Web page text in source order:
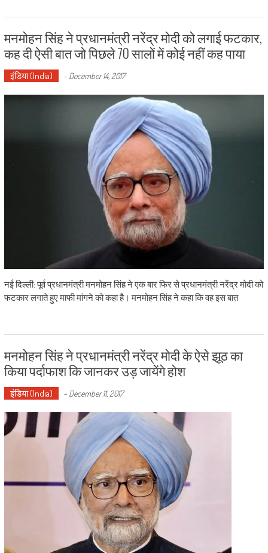
मनमोहन सिंह ने प्रधानमंत्री नरेंद्र मोदी को लगाई फटकार,
कह दी ऐसी बात जो पिछले 70 सालों में कोई नहीं कह पाया
इंडिया (India) - December 14, 2017
नई दिल्ली: पूर्व प्रधानमंत्री मनमोहन सिंह ने एक बार फिर से प्रधानमंत्री नरेंद्र मोदी को
फटकार लगाते हुए माफी मांगने को कहा है। मनमोहन सिंह ने कहा कि वह इस बात
मनमोहन सिंह ने प्रधानमंत्री नरेंद्र मोदी के ऐसे झूठ का
किया पर्दाफाश कि जानकर उड़ जायेंगे होश
इंडिया (India) - December 11, 2017